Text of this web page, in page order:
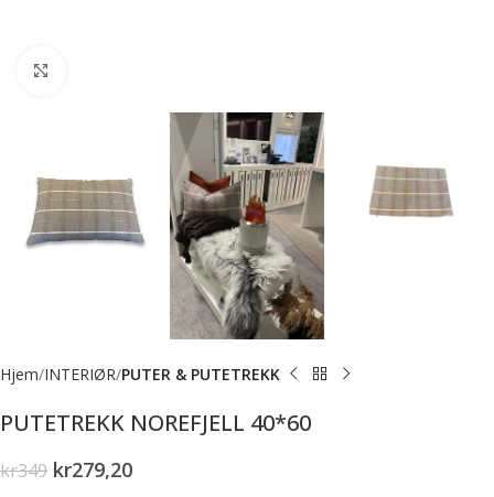
Hjem INTERIØR PUTER & PUTETREKK
PUTETREKK NOREFJELL 40*60
kr349 kr279,20